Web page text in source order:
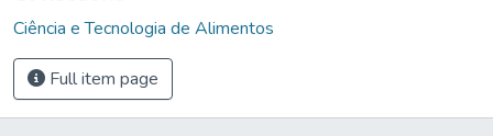
Ciência e Tecnologia de Alimentos
Full item page